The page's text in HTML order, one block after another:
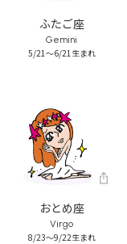
ふたご座
Gemini
5/21～6/21生まれ
おとめ座
Virgo
8/23～9/22生まれ